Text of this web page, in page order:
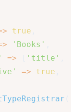
true
'Books'
=> 'title'
=> true